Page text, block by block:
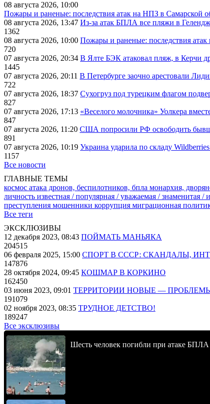
08 августа 2026, 10:00
Пожары и раненые: последствия атак на НПЗ в Самарской
08 августа 2026, 13:47 Из-за атак БПЛА все пляжи в
1362
08 августа 2026, 10:00 Пожары и раненые: последствия
720
07 августа 2026, 20:34 В Ялте БЭК атаковал пляж, в Керчи
1445
07 августа 2026, 20:11 В Петербурге заочно арестовали
722
07 августа 2026, 18:37 Сухогруз под турецким флагом
827
07 августа 2026, 17:13 «Веселого молочника» Уолкера
847
07 августа 2026, 11:20 США попросили РФ освободить
891
07 августа 2026, 10:19 Украина ударила по складу
1157
Все новости
ГЛАВНЫЕ ТЕМЫ
космос атака дронов, беспилотников, бпла монархия,
личность известная / популярная / уважаемая / знаменитая /
преступления мошенники коррупция миграционная
Все теги
ЭКСКЛЮЗИВЫ
12 декабря 2023, 08:43 ПОЙМАТЬ МАНЬЯКА
204515
06 февраля 2025, 15:00 СПОРТ В СССР: СКАНДАЛЫ,
147876
28 октября 2024, 09:45 КОШМАР В КОРКИНО
162450
03 июня 2023, 09:01 ТЕРРИТОРИИ НОВЫЕ —
191079
02 ноября 2023, 08:35 ТРУДНОЕ ДЕТСТВО!
189247
Все эксклюзивы
Шесть человек погибли при атаке